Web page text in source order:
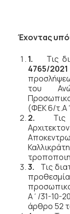
Έχοντας
1. Τις
4765/2021
του
(ΦΕΚ 6/
2. Τις
3. Τις
Α΄/31-10-
άρθρο 52